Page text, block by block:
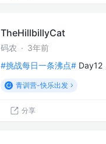
TheHillbillyCat
码农 · 3年前
#挑战每日一条沸点# Day12
青训营-快乐出发
分享